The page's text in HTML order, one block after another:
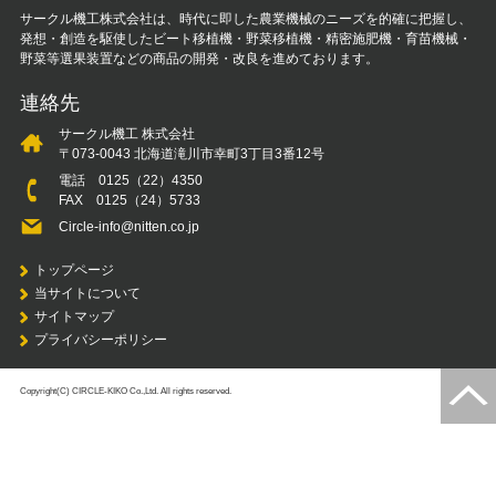
サークル機工株式会社は、時代に即した農業機械のニーズを的確に把握し、
発想・創造を駆使したビート移植機・野菜移植機・精密施肥機・育苗機械・
野菜等選果装置などの商品の開発・改良を進めております。
連絡先
サークル機工 株式会社
〒073-0043 北海道滝川市幸町3丁目3番12号
電話 0125（22）4350
FAX 0125（24）5733
Circle-info@nitten.co.jp
トップページ
当サイトについて
サイトマップ
プライバシーポリシー
Copyright(C) CIRCLE-KIKO Co.,Ltd. All rights reserved.